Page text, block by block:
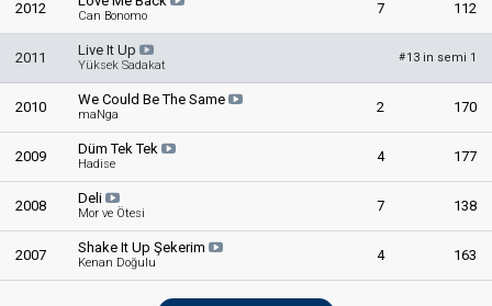
2012 Can Bonomo 7 112
2011 Live It Up
Yüksek Sadakat
#13 in semi 1
2010 We Could Be The Same
maNga 2 170
2009 Düm Tek Tek
Hadise 4 177
2008 Deli
Mor ve Ötesi 7 138
2007 Shake It Up Şekerim
Kenan Doğulu 4 163